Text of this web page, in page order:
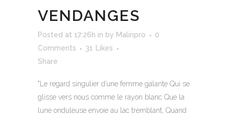
VENDANGES
Posted at 17:26h in by Malinpro
0
Comments
31
Likes
Share
"Le regard singulier d’une femme galante Qui se
glisse vers nous comme le rayon blanc Que la
lune onduleuse envoie au lac tremblant, Quand